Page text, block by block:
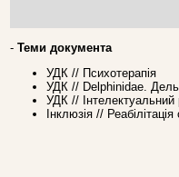
- Теми документа
УДК // Психотерапія
УДК // Delphinidae.
УДК // Інтелектуальний
Інклюзія //